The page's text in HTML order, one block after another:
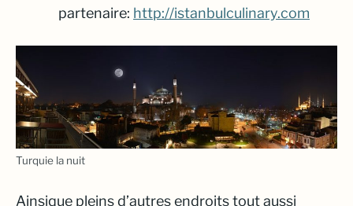
partenaire: http://istanbulculinary.com
Turquie la nuit
Ainsique pleins d’autres endroits tout aussi